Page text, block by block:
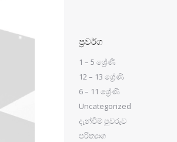
ප්‍රවර්ග
1 – 5 ශ්‍රේණි
12 – 13 ශ්‍රේණි
6 – 11 ශ්‍රේණි
Uncategorized
දැන්වීම් පුවරුව
පරිත්‍යාග